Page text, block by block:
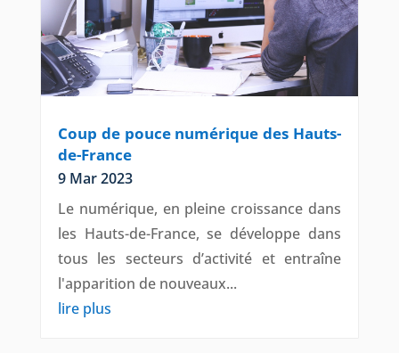
Coup de pouce numérique des Hauts-
de-France
9 Mar 2023
Le numérique, en pleine croissance dans
les Hauts-de-France, se développe dans
tous les secteurs d’activité et entraîne
l'apparition de nouveaux...
lire plus